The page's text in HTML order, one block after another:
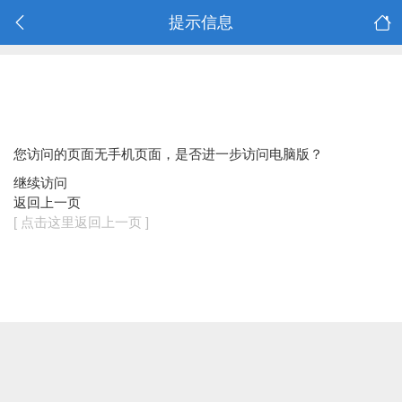
提示信息
您访问的页面无手机页面，是否进一步访问电脑版？
继续访问
返回上一页
[ 点击这里返回上一页 ]